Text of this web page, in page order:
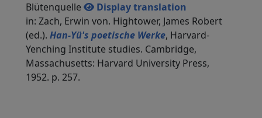
Blütenquelle
Display translation
in: Zach, Erwin von. Hightower, James Robert
(ed.). Han-Yü's poetische Werke, Harvard-
Yenching Institute studies. Cambridge,
Massachusetts: Harvard University Press,
1952. p. 257.